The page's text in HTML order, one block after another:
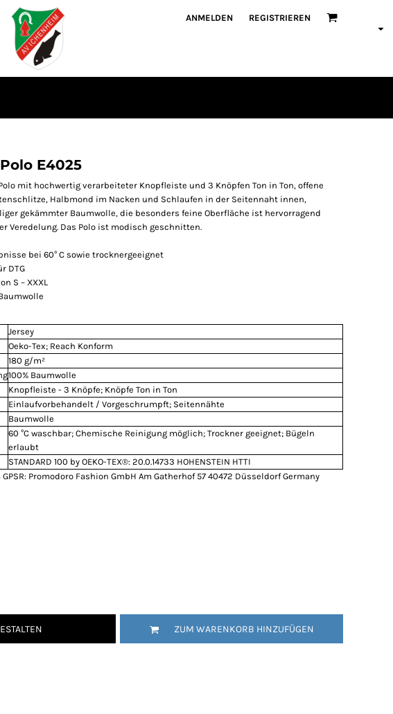
ANMELDEN REGISTRIEREN
E4025
mit hochwertig verarbeiteter Knopfleiste und 3 Knöpfen Ton in Ton, offene
Halbmond im Nacken und Schlaufen in der Seitennaht innen,
gekämmter Baumwolle, die besonders feine Oberfläche ist hervorragend
Veredelung. Das Polo ist modisch geschnitten.
bei 60° C sowie trocknergeeignet
DTG
S – XXXL
Jersey
Oeko-Tex; Reach Konform
180 g/m²
100% Baumwolle
Knopfleiste - 3 Knöpfe; Knöpfe Ton in Ton
Einlaufvorbehandelt / Vorgeschrumpft; Seitennähte
Baumwolle
60 °C waschbar; Chemische Reinigung möglich; Trockner geeignet; Bügeln
erlaubt
STANDARD 100 by OEKO-TEX®: 20.0.14733 HOHENSTEIN HTTI
Promodoro Fashion GmbH Am Gatherhof 57 40472 Düsseldorf Germany
ZUM WARENKORB HINZUFÜGEN